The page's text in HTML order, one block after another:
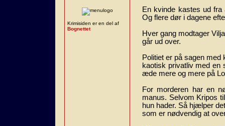
Krimisiden er en del af
Bognettet
En kvinde kastes ud fra
Og flere dør i dagene
Hver gang modtager
går ud over.
Politiet er på sagen
kaotisk privatliv med en
æde mere og mere på
For morderen har en
manus. Selvom Kripos
hun hader. Så hjælper
som er nødvendig at